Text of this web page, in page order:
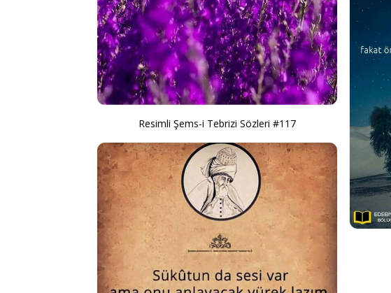
Resimli Şems-i Tebrizi Sözleri #117